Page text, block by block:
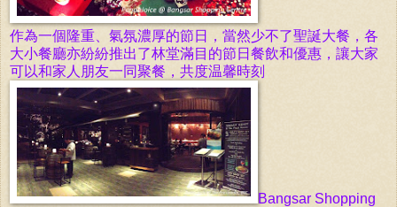
作為一個隆重、氣氛濃厚的節日，當然少不了聖誕大餐，各
大小餐廳亦紛紛推出了林堂滿目的節日餐飲和優惠，讓大家
可以和家人朋友一同聚餐，共度温馨時刻
Bangsar Shopping